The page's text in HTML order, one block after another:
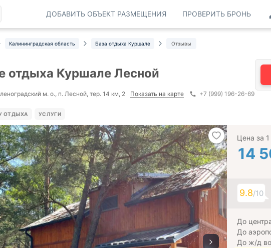
ПРОВЕРИТЬ БРОНЬ
ДОБАВИТЬ ОБЪЕКТ РАЗМЕЩЕНИЯ
Калининградская область База отдыха Куршале Отзывы
отдыха Куршале Лесной
м. о., п. Лесной, тер. 14 км, 2 Показать на карте +7 (999) 196-26-69
ОТДЫХА УСЛУГИ
Цена за 1
14
9.8/10
До
До
До ж/д